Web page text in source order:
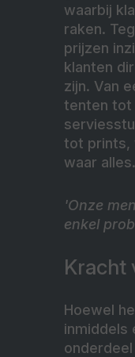
waarbij
raken.
prijzen
klanten
zijn. Van
tenten tot
tot prints,
waar
'Onze
enkel
Kracht
Hoewel
inmiddels
onderdeel